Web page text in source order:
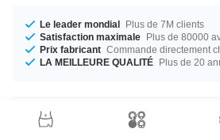
Le leader mondial Plus de 7M clients
Satisfaction maximale Plus de 80000
Prix fabricant Commande directement
LA MEILLEURE QUALITÉ Plus de 20